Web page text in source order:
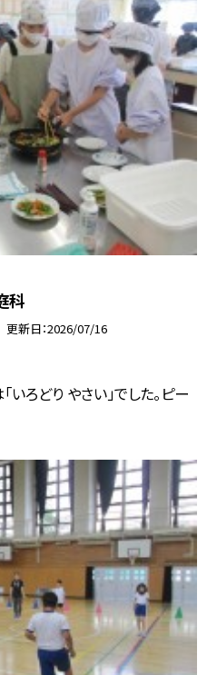
科
更新日 2026/07/16
ろどり やさい」でした。ピー